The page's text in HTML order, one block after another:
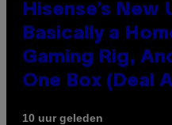
Hisense’s New
Basically a
Gaming Rig,
One Box (Deal
10 uur geleden